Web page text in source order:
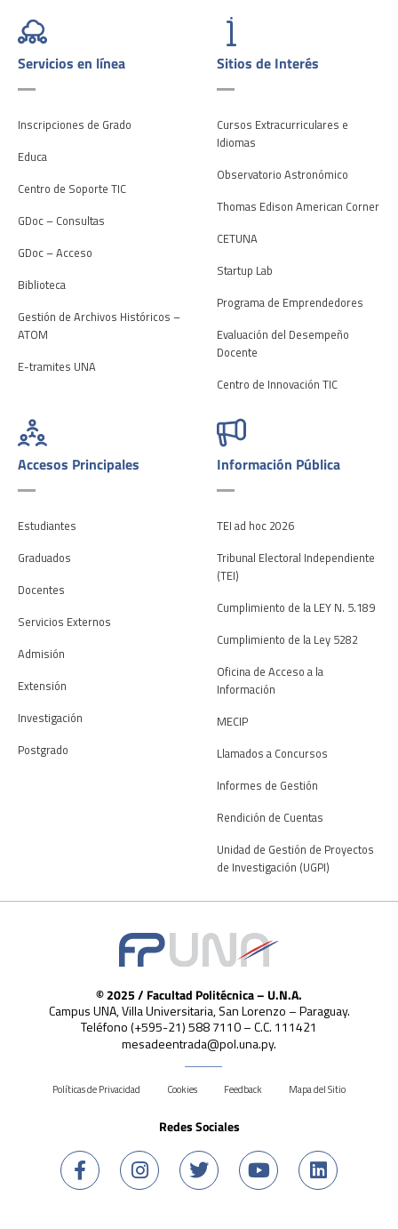
Servicios en línea
Inscripciones de Grado
Educa
Centro de Soporte TIC
GDoc – Consultas
GDoc – Acceso
Biblioteca
Gestión de Archivos Históricos –
ATOM
E-tramites UNA
Sitios de Interés
Cursos Extracurriculares e
Idiomas
Observatorio Astronómico
Thomas Edison American Corner
CETUNA
Startup Lab
Programa de Emprendedores
Evaluación del Desempeño
Docente
Centro de Innovación TIC
Accesos Principales
Estudiantes
Graduados
Docentes
Servicios Externos
Admisión
Extensión
Investigación
Postgrado
Información Pública
TEI ad hoc 2026
Tribunal Electoral Independiente
(TEI)
Cumplimiento de la LEY N. 5.189
Cumplimiento de la Ley 5282
Oficina de Acceso a la
Información
MECIP
Llamados a Concursos
Informes de Gestión
Rendición de Cuentas
Unidad de Gestión de Proyectos
de Investigación (UGPI)
© 2025 / Facultad Politécnica – U.N.A.
Campus UNA, Villa Universitaria, San Lorenzo – Paraguay.
Teléfono (+595-21) 588 7110 – C.C. 111421
mesadeentrada@pol.una.py.
Políticas de Privacidad Cookies Feedback Mapa del Sitio
Redes Sociales